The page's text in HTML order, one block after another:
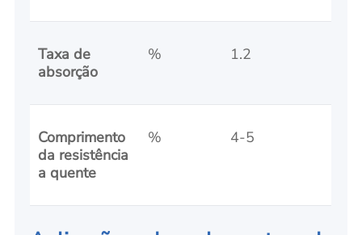
Taxa de
absorção
% 1.2
Comprimento
da resistência
a quente
% 4-5